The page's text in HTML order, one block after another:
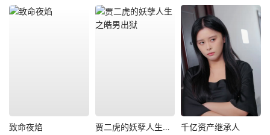
致命夜焰 贾二虎的妖孽人生之皓男出狱 千亿资产继承人